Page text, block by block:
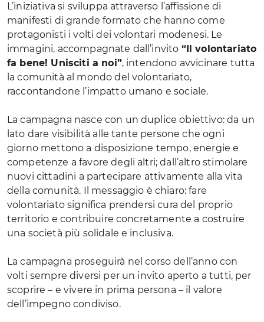
L’iniziativa si sviluppa attraverso l’affissione di
manifesti di grande formato che hanno come
protagonisti i volti dei volontari modenesi. Le
immagini, accompagnate dall’invito “Il volontariato
fa bene! Unisciti a noi”, intendono avvicinare tutta
la comunità al mondo del volontariato,
raccontandone l’impatto umano e sociale.
La campagna nasce con un duplice obiettivo: da un
lato dare visibilità alle tante persone che ogni
giorno mettono a disposizione tempo, energie e
competenze a favore degli altri; dall’altro stimolare
nuovi cittadini a partecipare attivamente alla vita
della comunità. Il messaggio è chiaro: fare
volontariato significa prendersi cura del proprio
territorio e contribuire concretamente a costruire
una società più solidale e inclusiva.
La campagna proseguirà nel corso dell’anno con
volti sempre diversi per un invito aperto a tutti, per
scoprire – e vivere in prima persona – il valore
dell’impegno condiviso.